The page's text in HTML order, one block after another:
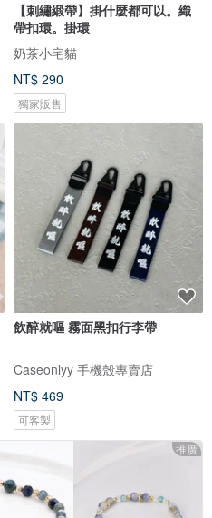
【刺繡緞帶】掛什麼都可以。織
帶扣環。掛環
奶茶小宅貓
NT$ 290
獨家販售
飲醉就嘔 霧面黑扣行李帶
Caseonlyy 手機殼專賣店
NT$ 469
可客製
推廣